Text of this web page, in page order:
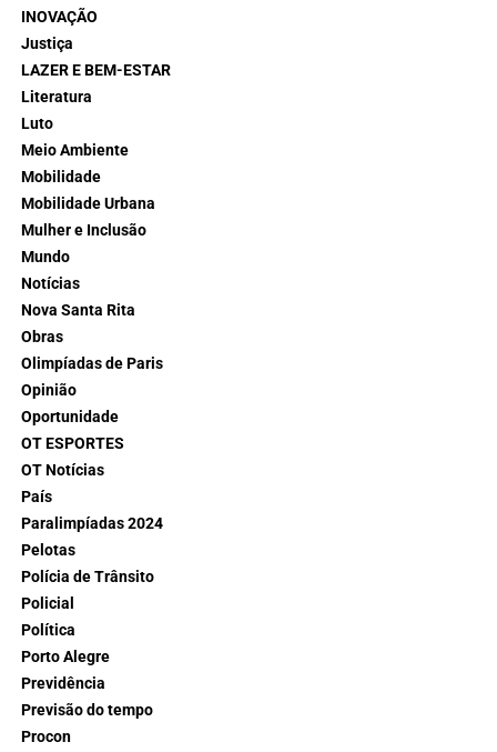
INOVAÇÃO
Justiça
LAZER E BEM-ESTAR
Literatura
Luto
Meio Ambiente
Mobilidade
Mobilidade Urbana
Mulher e Inclusão
Mundo
Notícias
Nova Santa Rita
Obras
Olimpíadas de Paris
Opinião
Oportunidade
OT ESPORTES
OT Notícias
País
Paralimpíadas 2024
Pelotas
Polícia de Trânsito
Policial
Política
Porto Alegre
Previdência
Previsão do tempo
Procon